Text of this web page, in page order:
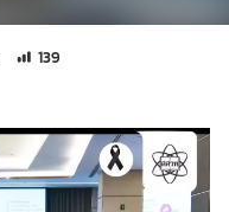
แก้ไขล่าสุดเมื่อ:
จำนวนการเข้าชม 139 ครั้ง
139